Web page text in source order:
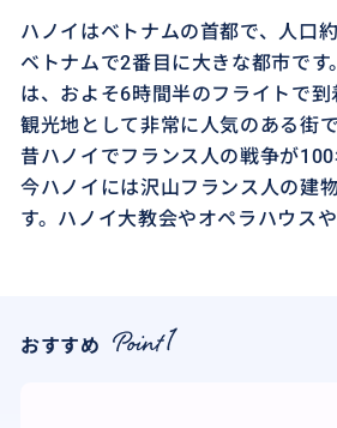
ハノイはベトナムの首都で、人口
ベトナムで2番目に大きな都市です
は、およそ6時間半のフライトで
観光地として非常に人気のある街で
昔ハノイでフランス人の戦争が
今ハノイには沢山フランス人の建
す。ハノイ大教会やオペラハウスや
おすすめ